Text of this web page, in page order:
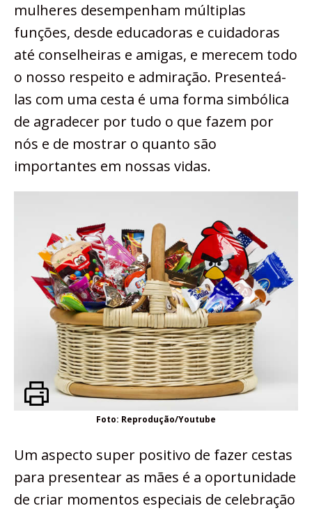
mulheres desempenham múltiplas
funções, desde educadoras e cuidadoras
até conselheiras e amigas, e merecem todo
o nosso respeito e admiração. Presenteá-
las com uma cesta é uma forma simbólica
de agradecer por tudo o que fazem por
nós e de mostrar o quanto são
importantes em nossas vidas.
Foto: Reprodução/Youtube
Um aspecto super positivo de fazer cestas
para presentear as mães é a oportunidade
de criar momentos especiais de celebração